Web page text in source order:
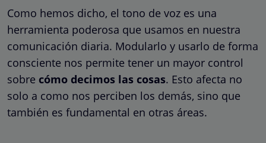
Como hemos dicho, el tono de voz es una
herramienta poderosa que usamos en nuestra
comunicación diaria. Modularlo y usarlo de forma
consciente nos permite tener un mayor control
sobre cómo decimos las cosas. Esto afecta no
solo a como nos perciben los demás, sino que
también es fundamental en otras áreas.